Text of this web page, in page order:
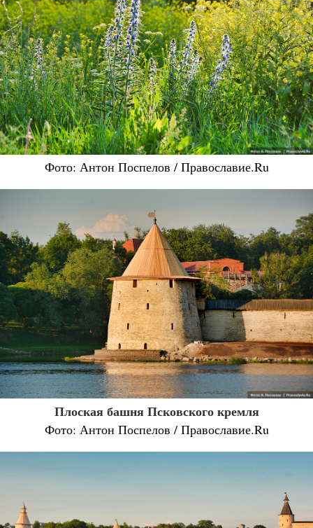
Фото: Антон Поспелов / Православие.Ru
Плоская башня Псковского кремля
Фото: Антон Поспелов / Православие.Ru